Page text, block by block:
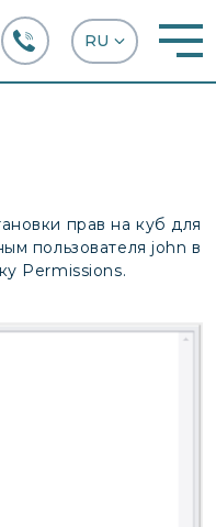
прав на куб для
пользователя john в
Permissions.